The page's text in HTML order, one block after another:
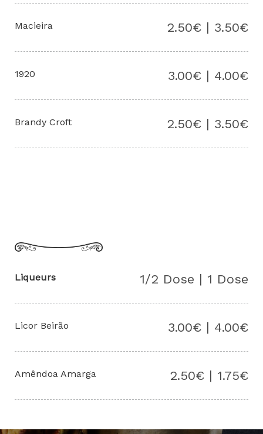
Macieira 2.50€ | 3.50€
1920 3.00€ | 4.00€
Brandy Croft 2.50€ | 3.50€
Liqueurs 1/2 Dose | 1 Dose
Licor Beirão 3.00€ | 4.00€
Amêndoa Amarga 2.50€ | 1.75€